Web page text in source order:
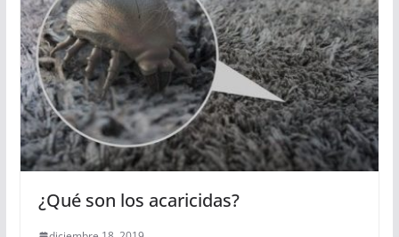
¿Qué son los acaricidas?